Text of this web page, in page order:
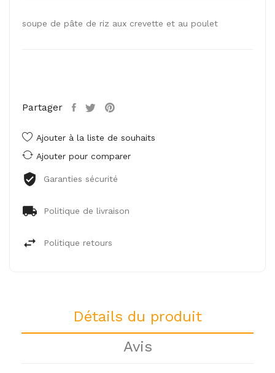
soupe de pâte de riz aux crevette et au poulet
Partager
Ajouter à la liste de souhaits
Ajouter pour comparer
Garanties sécurité
Politique de livraison
Politique retours
Détails du produit
Avis